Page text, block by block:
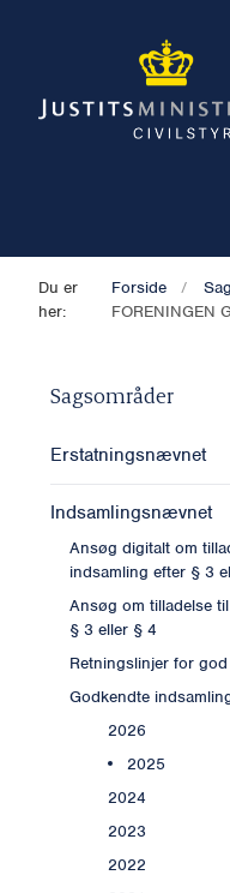
Du er
her:
Forside
FORENINGEN
Sagsområder
Erstatningsnævnet
Indsamlingsnævnet
Ansøg digitalt om
indsamling efter § 3
Ansøg om tilladelse
§ 3 eller § 4
Retningslinjer for
Godkendte
2026
2025
2024
2023
2022